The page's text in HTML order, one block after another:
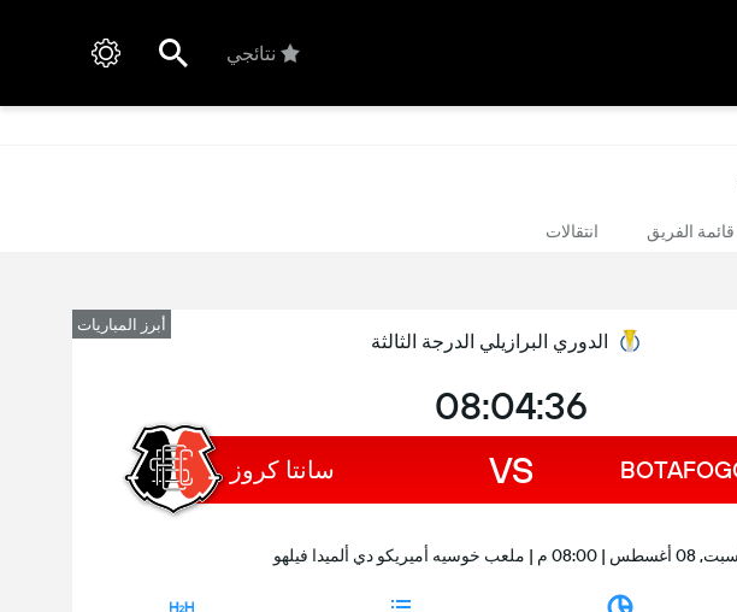
نتائجي
قائمة الفريق انتقالات
أبرز المباريات
الدوري البرازيلي الدرجة الثالثة
08:04:36
VS سانتا كروز
08:00 م | ملعب خوسيه أميريكو دي ألميدا فيلهو